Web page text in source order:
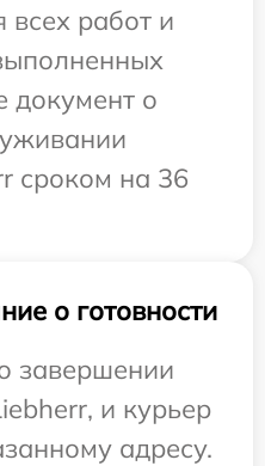
работ и
документ о
сроком на 36
о готовности
завершении
и курьер
адресу.